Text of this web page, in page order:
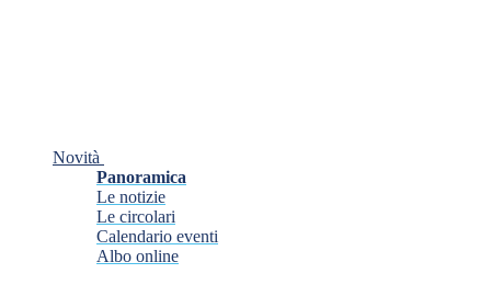
Novità
Panoramica
Le notizie
Le circolari
Calendario eventi
Albo online